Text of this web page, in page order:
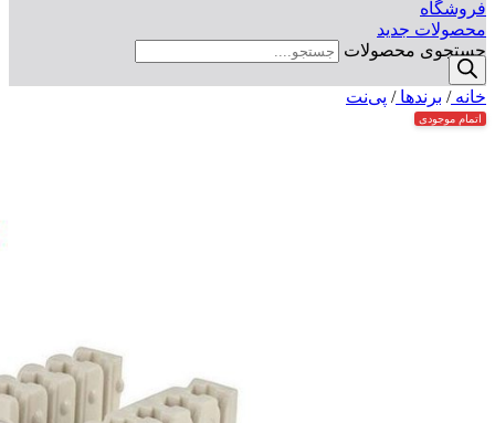
فروشگاه
محصولات جدید
جستجوی محصولات
خانه/ برندها/ پی‌نت
اتمام موجودی